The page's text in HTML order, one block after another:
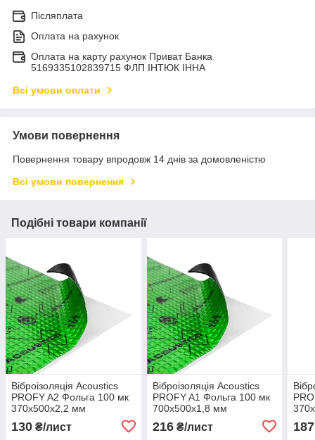
Післяплата
Оплата на рахунок
Оплата на карту рахунок Приват Банка
5169335102839715 ФЛП ІНТЮК ІННА
Всі умови оплати
Умови повернення
Повернення товару впродовж 14 днів за домовленістю
Всі умови повернення
Подібні товари компанії
Віброізоляція Acoustics
PROFY A2 Фольга 100 мк
370x500х2,2 мм
130 ₴/лист
Віброізоляція Acoustics
PROFY A1 Фольга 100 мк
700x500х1,8 мм
216₴/лист 187